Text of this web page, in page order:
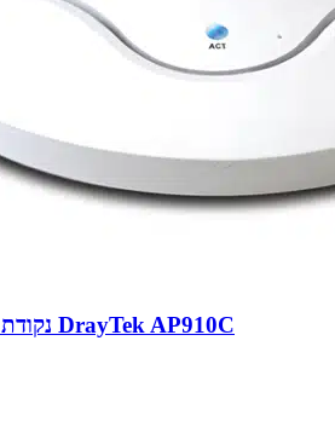
נקודת גישה אלחוטית פנימית DrayTek AP910C